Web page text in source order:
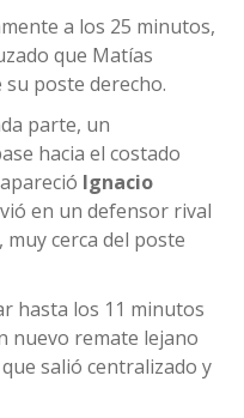
a los 25 minutos,
que Matías
poste derecho.
parte, un
hacia el costado
Ignacio
en un defensor rival
cerca del poste
hasta los 11 minutos
nuevo remate lejano
que salió centralizado y